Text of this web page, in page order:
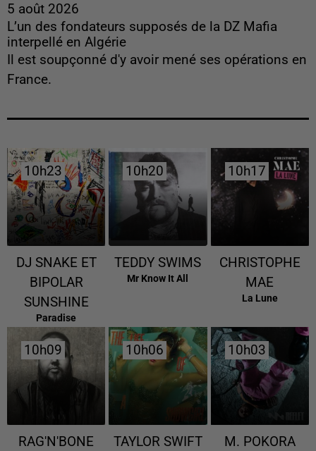
5 août 2026
L’un des fondateurs supposés de la DZ Mafia
interpellé en Algérie
Il est soupçonné d'y avoir mené ses opérations en
France.
10h23
10h23
DJ SNAKE ET
BIPOLAR
SUNSHINE
Paradise
10h20
10h20
TEDDY SWIMS
Mr Know It All
10h17
10h17
CHRISTOPHE
MAE
La Lune
10h09
10h09
RAG'N'BONE
10h06
10h06
TAYLOR SWIFT
10h03
10h03
M. POKORA